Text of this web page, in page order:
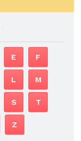
E F
L M
S T
Z